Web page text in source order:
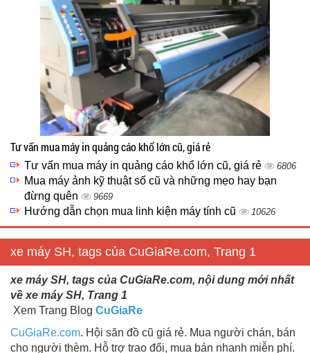
Tư vấn mua máy in quảng cáo khổ lớn cũ, giá rẻ
Tư vấn mua máy in quảng cáo khổ lớn cũ, giá rẻ 6806
Mua máy ảnh kỹ thuật số cũ và những mẹo hay bạn
đừng quên
9669
Hướng dẫn chọn mua linh kiện máy tính cũ 10626
xe máy SH, tags của CuGiaRe.com, Trang 1
xe máy SH, tags của CuGiaRe.com, nội dung mới nhất
về xe máy SH, Trang 1
Xem Trang Blog CuGiaRe
CuGiaRe.com. Hội săn đồ cũ giá rẻ. Mua người chán, bán
cho người thèm. Hỗ trợ trao đổi, mua bán nhanh miễn phí.